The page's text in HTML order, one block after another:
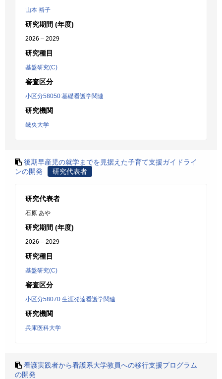
山本 裕子
研究期間 (年度)
2026 – 2029
研究種目
基盤研究(C)
審査区分
小区分58050:基礎看護学関連
研究機関
畿央大学
後期早産児の就学までを見据えた子育て支援ガイドライ
ンの開発
研究代表者
研究代表者
石原 あや
研究期間 (年度)
2026 – 2029
研究種目
基盤研究(C)
審査区分
小区分58070:生涯発達看護学関連
研究機関
兵庫医科大学
看護実践者から看護系大学教員への移行支援プログラム
の開発